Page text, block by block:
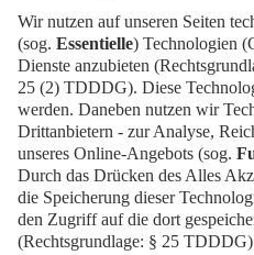
anstreben.
Bitte kontaktieren Sie
Berlin GmbH!
Link zum Kontaktformular
Weitere Informationen
Durchsetzungsverfahren
Landesbeauftragten für